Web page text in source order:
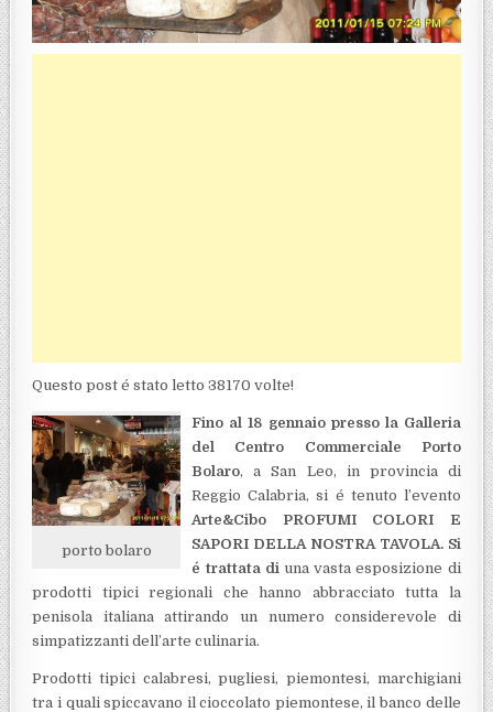
Questo post é stato letto 38170 volte!
porto bolaro
Fino al 18 gennaio presso la Galleria
del Centro Commerciale Porto
Bolaro, a San Leo, in provincia di
Reggio Calabria, si é tenuto l’evento
Arte&Cibo PROFUMI COLORI E
SAPORI DELLA NOSTRA TAVOLA. Si
é trattata di una vasta esposizione di
prodotti tipici regionali che hanno abbracciato tutta la
penisola italiana attirando un numero considerevole di
simpatizzanti dell’arte culinaria.
Prodotti tipici calabresi, pugliesi, piemontesi, marchigiani
tra i quali spiccavano il cioccolato piemontese, il banco delle